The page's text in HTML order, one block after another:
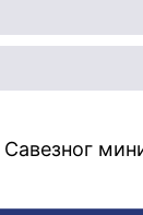
Савезног